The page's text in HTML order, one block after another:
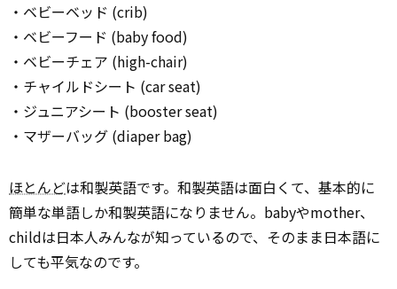
・ベビーベッド (crib)
・ベビーフード (baby food)
・ベビーチェア (high-chair)
・チャイルドシート (car seat)
・ジュニアシート (booster seat)
・マザーバッグ (diaper bag)
ほとんどは和製英語です。和製英語は面白くて、基本的に
簡単な単語しか和製英語になりません。babyやmother、
childは日本人みんなが知っているので、そのまま日本語に
しても平気なのです。